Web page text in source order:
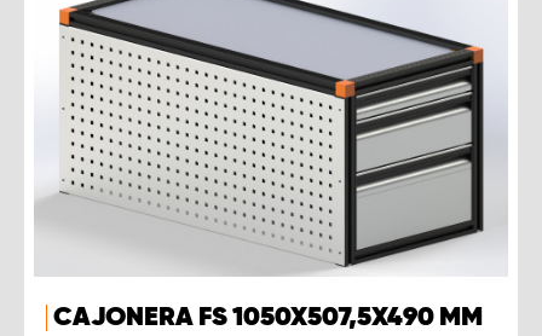
CAJONERA FS 1050X507,5X490 MM